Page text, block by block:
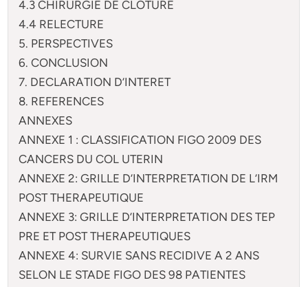
4.3 CHIRURGIE DE CLOTURE
4.4 RELECTURE
5. PERSPECTIVES
6. CONCLUSION
7. DECLARATION D’INTERET
8. REFERENCES
ANNEXES
ANNEXE 1 : CLASSIFICATION FIGO 2009 DES
CANCERS DU COL UTERIN
ANNEXE 2: GRILLE D’INTERPRETATION DE L’IRM
POST THERAPEUTIQUE
ANNEXE 3: GRILLE D’INTERPRETATION DES TEP
PRE ET POST THERAPEUTIQUES
ANNEXE 4: SURVIE SANS RECIDIVE A 2 ANS
SELON LE STADE FIGO DES 98 PATIENTES